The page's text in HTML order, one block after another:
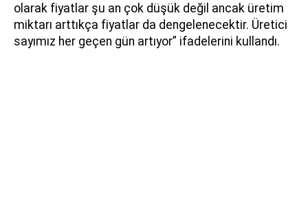
olarak fiyatlar şu an çok düşük değil ancak üretim
miktarı arttıkça fiyatlar da dengelenecektir. Üretici
sayımız her geçen gün artıyor” ifadelerini kullandı.